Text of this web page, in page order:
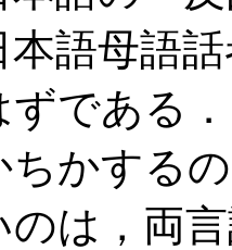
語母語
である
ちかする
は，両